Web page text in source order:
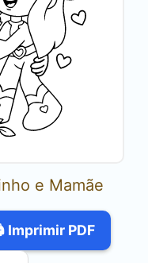
e Mamãe
Imprimir PDF